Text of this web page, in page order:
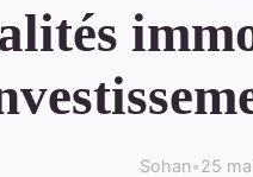
Sohan•25